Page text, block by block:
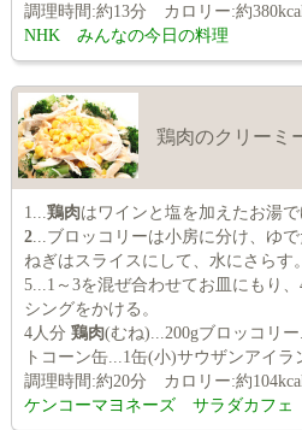
調理時間:約13分 カロリー:約
NHK みんなの今日の料理
鶏肉のクリーミ
1... 鶏肉はワインと塩を加えたお湯
2...ブロッコリーは小房に分け、ゆ
ねぎはスライスにして、水にさらす
5...1～3を混ぜ合わせてお皿にもり
シングをかける。
4人分 鶏肉(むね)...200gブロッコリ
トコーン缶...1缶(小)サウザンアイ
調理時間:約20分 カロリー:約
ケンコーマヨネーズ サラダカフェ